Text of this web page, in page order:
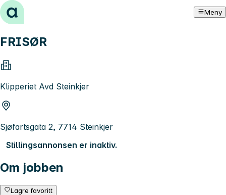
Hopp til innhold Meny
FRISØR
Klipperiet Avd Steinkjer
Sjøfartsgata 2, 7714 Steinkjer
Stillingsannonsen er inaktiv.
Om jobben
Lagre favoritt